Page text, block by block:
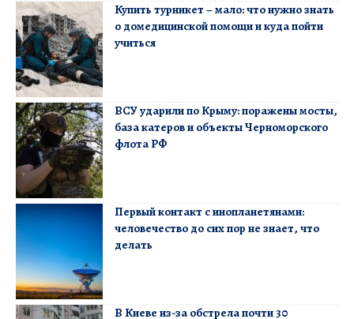
Купить турникет – мало: что нужно знать
о домедицинской помощи и куда пойти
учиться
ВСУ ударили по Крыму: поражены мосты,
база катеров и объекты Черноморского
флота РФ
Первый контакт с инопланетянами:
человечество до сих пор не знает, что
делать
В Киеве из-за обстрела почти 30